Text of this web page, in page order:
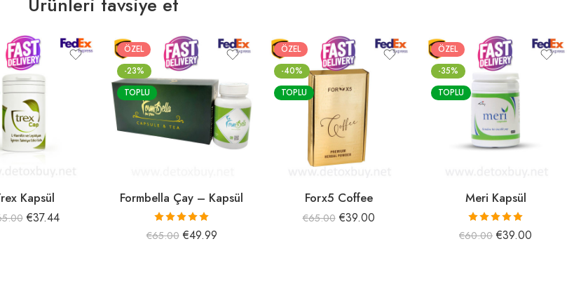
Kapsül
€37.44
ÖZEL
-23%
TOPLU
Formbella Çay – Kapsül
5 üzerinden
5.00oy aldı
€65.00 €49.99
ÖZEL
-40%
TOPLU
Forx5 Coffee
€65.00 €39.00
ÖZEL
-35%
TOPLU
Meri Kapsül
5 üzerinden
5.00oy aldı
€60.00 €39.00